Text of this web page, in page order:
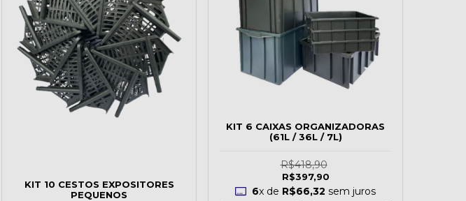
KIT 10 CESTOS EXPOSITORES
PEQUENOS
KIT 6 CAIXAS ORGANIZADORAS
(61L / 36L / 7L)
R$418,90
R$397,90
6x de R$66,32 sem juros